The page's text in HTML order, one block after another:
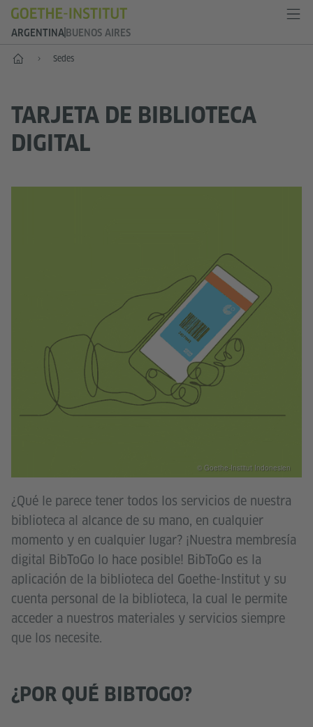
ARGENTINA BUENOS AIRES
Inicio Sedes
TARJETA DE BIBLIOTECA
DIGITAL
¿Qué le parece tener todos los servicios de nuestra
biblioteca al alcance de su mano, en cualquier
momento y en cualquier lugar? ¡Nuestra membresía
digital BibToGo lo hace posible! BibToGo es la
aplicación de la biblioteca del Goethe-Institut y su
cuenta personal de la biblioteca, la cual le permite
acceder a nuestros materiales y servicios siempre
que los necesite.
© Goethe-Institut Indonesien
¿POR QUÉ BIBTOGO?